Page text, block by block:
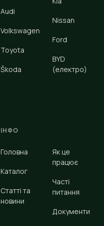
Audi
Volkswagen
Toyota
Škoda
Nissan
Ford
BYD
(електро)
ІНФО
Головна
Каталог
Статті та
новини
Як це
працює
Часті
питання
Документи